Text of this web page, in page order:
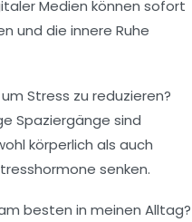
Medien können sofort
und die innere Ruhe
Stress zu reduzieren?
Spaziergänge sind
körperlich als auch
senken.
besten in meinen Alltag?